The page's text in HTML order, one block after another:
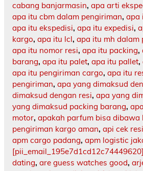
cabang banjarmasin, apa arti
apa itu cbm dalam pengiriman, apa
apa itu ekspedisi, apa itu expedisi,
kargo, apa itu lcl, apa itu mh dalam
apa itu nomor resi, apa itu packing,
barang, apa itu palet, apa itu pallet,
apa itu pengiriman cargo, apa itu
pengiriman, apa yang dimaksud
dimaksud dengan resi, apa yang
yang dimaksud packing barang,
motor, apakah parfum bisa dibawa
pengiriman kargo aman, api cek resi
apm cargo padang, apm logistic
[pii_email_195e7d1cd12c74449620]
dating, are guess watches good,